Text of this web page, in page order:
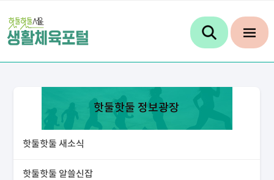
핫둘핫둘 정보광장
핫둘핫둘 새소식
핫둘핫둘 알쓸신잡